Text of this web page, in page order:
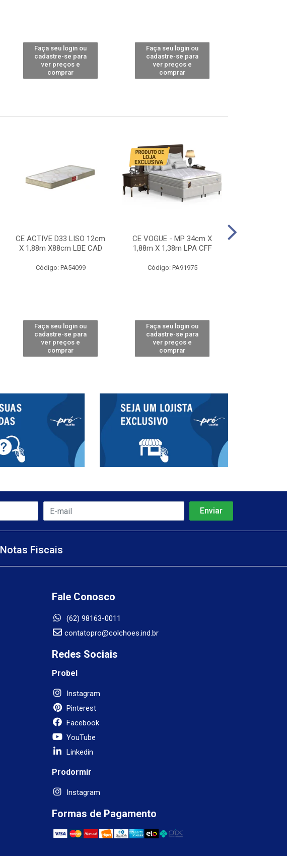
Faça seu login ou
cadastre-se para
ver preços e
comprar
Faça seu login ou
cadastre-se para
ver preços e
comprar
CE ACTIVE D33 LISO 12cm
X 1,88m X88cm LBE CAD
Código: PA54099
Faça seu login ou
cadastre-se para
ver preços e
comprar
CE VOGUE - MP 34cm X
1,88m X 1,38m LPA CFF
Código: PA91975
Faça seu login ou
cadastre-se para
ver preços e
comprar
Notas Fiscais
Fale Conosco
(62) 98163-0011
contatopro@colchoes.ind.br
Redes Sociais
Probel
Instagram
Pinterest
Facebook
YouTube
Linkedin
Prodormir
Instagram
Formas de Pagamento